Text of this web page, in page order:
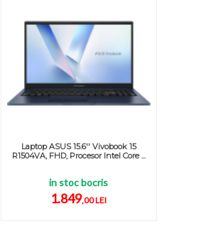
Laptop ASUS 15.6'' Vivobook 15
R1504VA, FHD, Procesor Intel Core ...
in stoc bocris
1.849,00 LEI